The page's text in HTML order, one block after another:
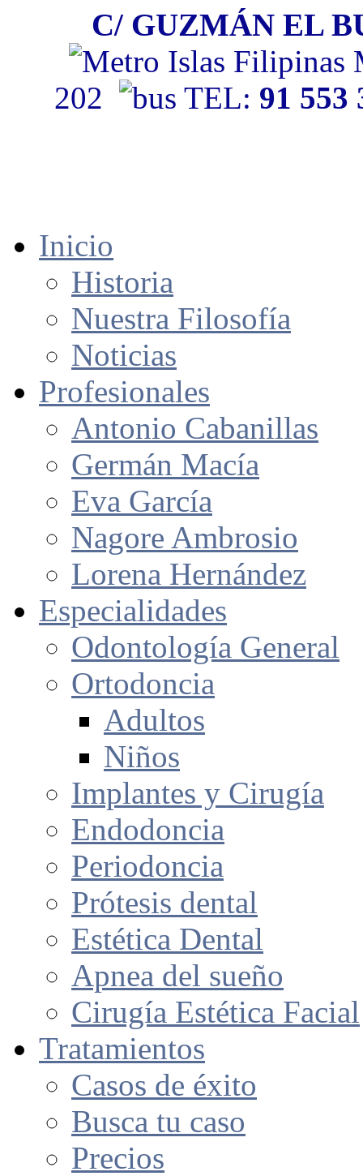
C/ GUZMÁN EL
202 TEL: 91
Inicio
Historia
Nuestra Filosofía
Noticias
Profesionales
Antonio Cabanillas
Germán Macía
Eva García
Nagore Ambrosio
Lorena Hernández
Especialidades
Odontología General
Ortodoncia
Adultos
Niños
Implantes y Cirugía
Endodoncia
Periodoncia
Prótesis dental
Estética Dental
Apnea del sueño
Cirugía Estética Facial
Tratamientos
Casos de éxito
Busca tu caso
Precios